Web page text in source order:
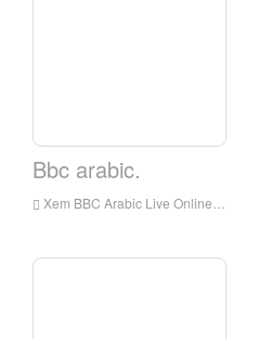
Bbc arabic.
Xem BBC Arabic Live Online, BBC Ả Rập HD Live Streaming, BBC Watch Watch Live TV từ Anh